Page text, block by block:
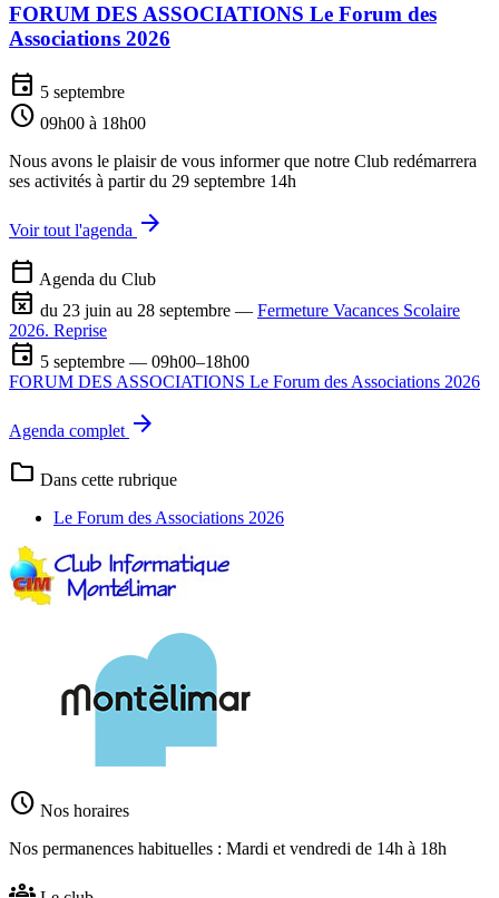
FORUM DES ASSOCIATIONS Le Forum des
Associations 2026
event 5 septembre
schedule 09h00 à 18h00
Nous avons le plaisir de vous informer que notre Club redémarrera
ses activités à partir du 29 septembre 14h
Voir tout l'agenda arrow_forward
calendar_today Agenda du Club
event_busy du 23 juin au 28 septembre — Fermeture Vacances Scolaire
2026. Reprise
event 5 septembre — 09h00–18h00
FORUM DES ASSOCIATIONS Le Forum des Associations 2026
Agenda complet arrow_forward
folder Dans cette rubrique
Le Forum des Associations 2026
schedule Nos horaires
Nos permanences habituelles : Mardi et vendredi de 14h à 18h
groups